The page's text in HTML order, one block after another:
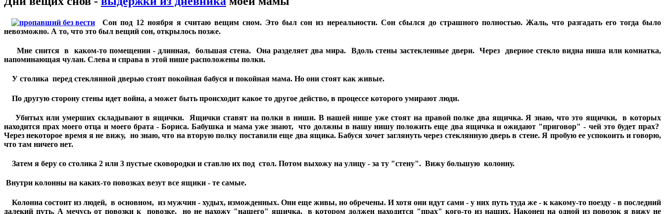
Сон под 12 ноября я считаю вещим сном. Это был сон из нереальности. Сон сбылся до страшного полностью. Жаль, что разгадать его тогда было
невозможно. А то, что это был вещий сон, открылось позже.
Мне снится в каком-то помещении - длинная, большая стена. Она разделяет два мира. Вдоль стены застекленные двери. Через дверное стекло видна ниша или комнатка,
напоминающая чулан. Слева и справа в этой нише расположены полки.
У столика перед стеклянной дверью стоят покойная бабуся и покойная мама. Но они стоят как живые.
По другую сторону стены идет война, а может быть происходит какое то другое действо, в процессе которого умирают люди.
Убитых или умерших складывают в ящички. Ящички ставят на полки в ниши. В нашей нише уже стоят на правой полке два ящичка. Я знаю, что это ящички, в которых
находится прах моего отца и моего брата - Бориса. Бабушка и мама уже знают, что должны в нашу нишу положить еще два ящичка и ожидают "приговор" - чей это будет прах?
Через некоторое время я не вижу, но знаю, что на вторую полку поставили еще два ящика. Бабуся хочет заглянуть через стеклянную дверь в стене. Я пробую ее успокоить и говорю,
что там ничего нет.
Затем я беру со столика 2 или 3 пустые сковородки и ставлю их под стол. Потом выхожу на улицу - за ту "стену". Вижу большую колонну.
Внутри колонны на каких-то повозках везут все ящики - те самые.
Колонна состоит из людей, в основном, из мужчин - худых, изможденных. Они еще живы, но обречены. И хотя они идут сами - у них путь туда же - к какому-то поезду - в последний
далекий путь. А мечусь от повозки к повозке, но не нахожу "нашего" ящичка, в котором должен находится "прах" кого-то из наших. Наконец на одной из повозок я вижу не